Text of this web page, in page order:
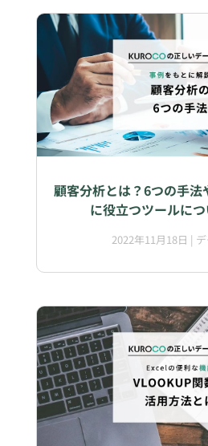
顧客分析とは？6つの手
に役立つツールに
2022年11月18日 |